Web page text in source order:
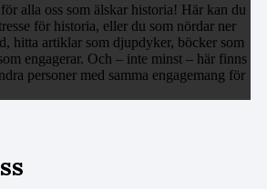
alla oss som älskar historia! Här kan du
för historia, eller du som nördar ner
hitta artiklar som djupdyker, böcker som
engagerar. Och – inte minst – här finns
personer med samma engagemang för